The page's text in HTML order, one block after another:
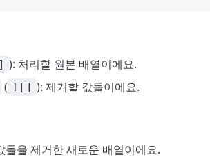
): 처리할 원본 배열이에요.
( T[] ): 제거할 값들이에요.
들을 제거한 새로운 배열이에요.